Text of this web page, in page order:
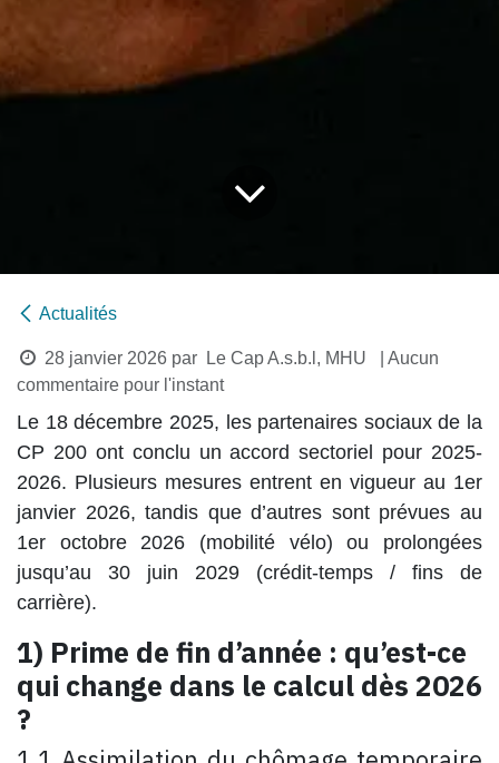
Actualités
28 janvier 2026 par Le Cap A.s.b.l, MHU
| Aucun
commentaire pour l'instant
Le 18 décembre 2025, les partenaires sociaux de la
CP 200ont conclu un accord sectoriel pour 2025-
2026. Plusieurs mesures entrent en vigueur au 1er
janvier 2026, tandis que d’autres sont prévuesau
1er octobre 2026 (mobilité vélo) ou prolongées
jusqu’au 30 juin 2029 (crédit-temps / fins de
carrière).
1) Prime de fin d’année : qu’est-ce
qui change dans le calcul dès 2026
?